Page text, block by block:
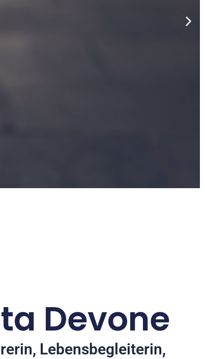
Devone
Lebensbegleiterin,